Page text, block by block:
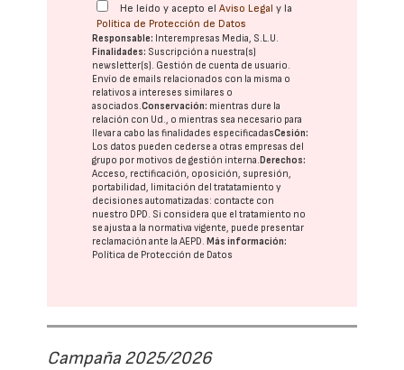
He leído y acepto elAviso Legal y la
Política de Protección de Datos
Responsable: Interempresas Media, S.L.U.
Finalidades: Suscripción a nuestra(s)
newsletter(s). Gestión de cuenta de usuario.
Envío de emails relacionados con la misma o
relativos a intereses similares o
asociados.Conservación: mientras dure la
relación con Ud., o mientras sea necesario para
llevar a cabo las finalidades especificadasCesión:
Los datos pueden cederse a otras empresas del
grupo por motivos de gestión interna.Derechos:
Acceso, rectificación, oposición, supresión,
portabilidad, limitación del tratatamiento y
decisiones automatizadas: contacte con
nuestro DPD. Si considera que el tratamiento no
se ajusta a la normativa vigente, puede presentar
reclamación ante laAEPD.Más información:
Política de Protección de Datos
Campaña 2025/2026